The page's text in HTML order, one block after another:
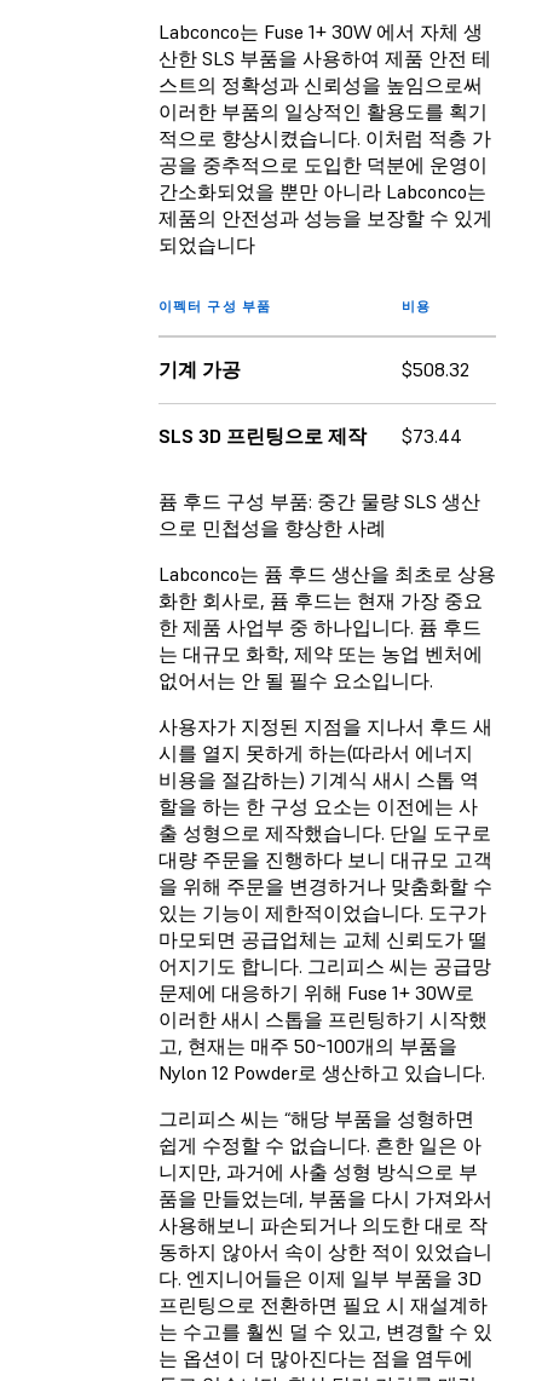
Labconco는 Fuse 1+ 30W 에서 자체 생
산한 SLS 부품을 사용하여 제품 안전 테
스트의 정확성과 신뢰성을 높임으로써
이러한 부품의 일상적인 활용도를 획기
적으로 향상시켰습니다. 이처럼 적층 가
공을 중추적으로 도입한 덕분에 운영이
간소화되었을 뿐만 아니라 Labconco는
제품의 안전성과 성능을 보장할 수 있게
되었습니다
이펙터 구성 부품 비용
기계 가공 $508.32
SLS 3D 프린팅으로 제작 $73.44
퓸 후드 구성 부품: 중간 물량 SLS 생산
으로 민첩성을 향상한 사례
Labconco는 퓸 후드 생산을 최초로 상용
화한 회사로, 퓸 후드는 현재 가장 중요
한 제품 사업부 중 하나입니다. 퓸 후드
는 대규모 화학, 제약 또는 농업 벤처에
없어서는 안 될 필수 요소입니다.
사용자가 지정된 지점을 지나서 후드 새
시를 열지 못하게 하는(따라서 에너지
비용을 절감하는) 기계식 새시 스톱 역
할을 하는 한 구성 요소는 이전에는 사
출 성형으로 제작했습니다. 단일 도구로
대량 주문을 진행하다 보니 대규모 고객
을 위해 주문을 변경하거나 맞춤화할 수
있는 기능이 제한적이었습니다. 도구가
마모되면 공급업체는 교체 신뢰도가 떨
어지기도 합니다. 그리피스 씨는 공급망
문제에 대응하기 위해 Fuse 1+ 30W로
이러한 새시 스톱을 프린팅하기 시작했
고, 현재는 매주 50~100개의 부품을
Nylon 12 Powder로 생산하고 있습니다.
그리피스 씨는 “해당 부품을 성형하면
쉽게 수정할 수 없습니다. 흔한 일은 아
니지만, 과거에 사출 성형 방식으로 부
품을 만들었는데, 부품을 다시 가져와서
사용해보니 파손되거나 의도한 대로 작
동하지 않아서 속이 상한 적이 있었습니
다. 엔지니어들은 이제 일부 부품을 3D
프린팅으로 전환하면 필요 시 재설계하
는 수고를 훨씬 덜 수 있고, 변경할 수 있
는 옵션이 더 많아진다는 점을 염두에